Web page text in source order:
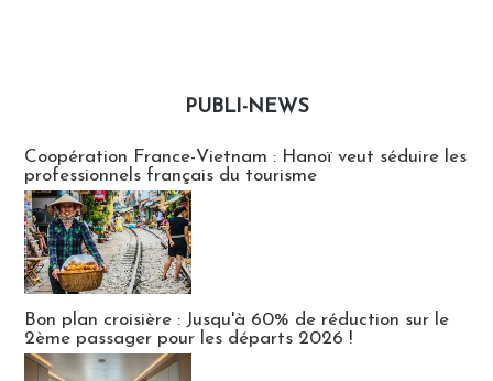
PUBLI-NEWS
Coopération France-Vietnam : Hanoï veut séduire les
professionnels français du tourisme
Bon plan croisière : Jusqu'à 60% de réduction sur le
2ème passager pour les départs 2026 !